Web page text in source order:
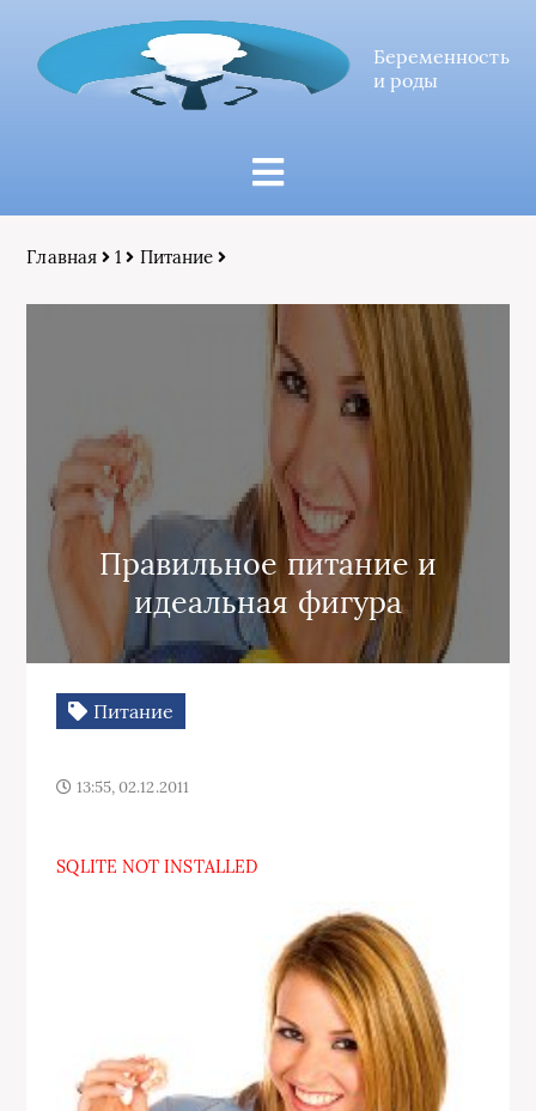
Беременность
и роды
Главная 1 Питание
Правильное питание и
идеальная фигура
Питание
13:55, 02.12.2011
SQLITE NOT INSTALLED